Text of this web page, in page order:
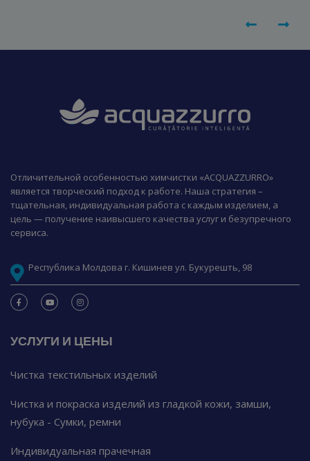
Отличительной особенностью химчистки «ACQUAZZURRO»
является творческий подход к работе. Наша стратегия –
тщательная, индивидуальная работа с каждым изделием, а
цель — получение наивысшего качества услуг и безупречного
сервиса.
Республика Молдова г. Кишинев ул. Букурешть, 98
УСЛУГИ И ЦЕНЫ
Чистка текстильных изделий
Чистка и покраска изделий из гладкой кожи, замши,
нубука - Сумки, ремни
Индивидуальная прачечная